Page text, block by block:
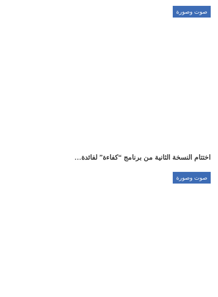
صوت وصورة
اختتام النسخة الثانية من برنامج “كفاءة” لفائدة…
صوت وصورة